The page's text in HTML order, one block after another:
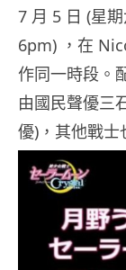
7 月 5 日 (星
6pm) ，在
作同一時段。
由國民聲優三
優)，其他戰士